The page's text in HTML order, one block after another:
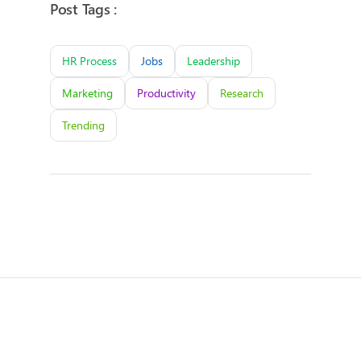
Post Tags :
HR Process Jobs Leadership
Marketing Productivity Research
Trending